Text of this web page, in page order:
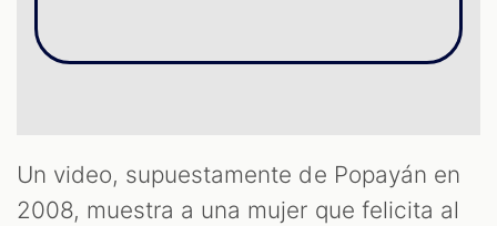
Un video, supuestamente de Popayán en
2008, muestra a una mujer que felicita al